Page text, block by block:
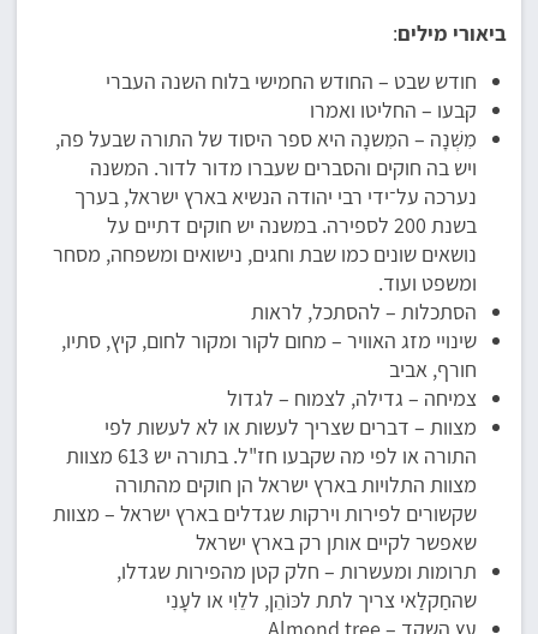
ביאורי מילים:
חודש שבט – החודש החמישי בלוח השנה העברי
קבעו – החליטו ואמרו
מִשְׁנָה – המִשנָה היא ספר היסוד של התורה שבעל פה,
ויש בה חוקים והסברים שעברו מדור לדור. המשנה
נערכה על־ידי רבי יהודה הנשיא בארץ ישראל, בערך
בשנת 200 לספירה. במשנה יש חוקים דתיים על
נושאים שונים כמו שבת וחגים, נישואים ומשפחה, מסחר
ומשפט ועוד.
הסתכלות – להסתכל, לראות
שינויי מזג האוויר – מחום לקור ומקור לחום, קיץ, סתיו,
חורף, אביב
צמיחה – גדילה, לצמוח – לגדול
מצוות – דברים שצריך לעשות או לא לעשות לפי
התורה או לפי מה שקבעו חז"ל. בתורה יש 613 מצוות
מצוות התלויות בארץ ישראל הן חוקים מהתורה
שקשורים לפירות וירקות שגדלים בארץ ישראל – מצוות
שאפשר לקיים אותן רק בארץ ישראל
תרומות ומעשרות – חלק קטן מהפירות שגדלו,
שהחַקלַאי צריך לתת לכּוֹהֵן, ללֵוִי או לעָנִי